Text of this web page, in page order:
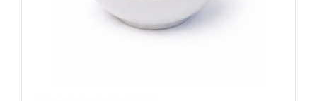
können
auf